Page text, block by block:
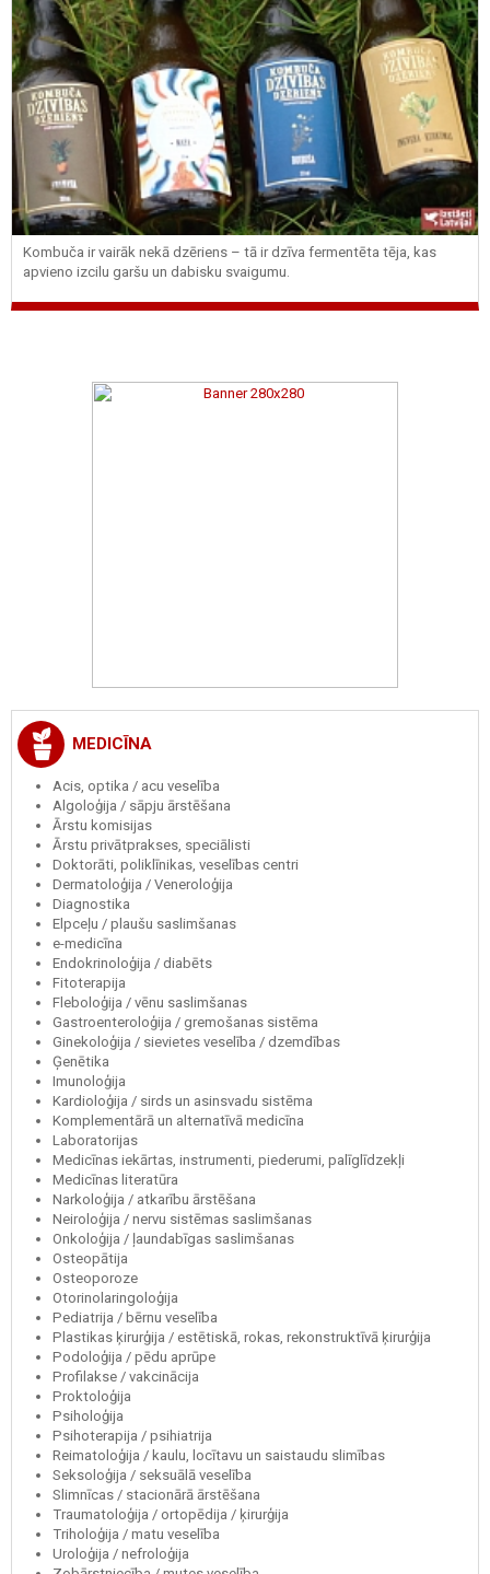
Kombuča ir vairāk nekā dzēriens – tā ir dzīva fermentēta tēja, kas
apvieno izcilu garšu un dabisku svaigumu.
MEDICĪNA
Acis, optika / acu veselība
Algoloģija / sāpju ārstēšana
Ārstu komisijas
Ārstu privātprakses, speciālisti
Doktorāti, poliklīnikas, veselības centri
Dermatoloģija / Veneroloģija
Diagnostika
Elpceļu / plaušu saslimšanas
e-medicīna
Endokrinoloģija / diabēts
Fitoterapija
Fleboloģija / vēnu saslimšanas
Gastroenteroloģija / gremošanas sistēma
Ginekoloģija / sievietes veselība / dzemdības
Ģenētika
Imunoloģija
Kardioloģija / sirds un asinsvadu sistēma
Komplementārā un alternatīvā medicīna
Laboratorijas
Medicīnas iekārtas, instrumenti, piederumi, palīglīdzekļi
Medicīnas literatūra
Narkoloģija / atkarību ārstēšana
Neiroloģija / nervu sistēmas saslimšanas
Onkoloģija / ļaundabīgas saslimšanas
Osteopātija
Osteoporoze
Otorinolaringoloģija
Pediatrija / bērnu veselība
Plastikas ķirurģija / estētiskā, rokas, rekonstruktīvā ķirurģija
Podoloģija / pēdu aprūpe
Profilakse / vakcinācija
Proktoloģija
Psiholoģija
Psihoterapija / psihiatrija
Reimatoloģija / kaulu, locītavu un saistaudu slimības
Seksoloģija / seksuālā veselība
Slimnīcas / stacionārā ārstēšana
Traumatoloģija / ortopēdija / ķirurģija
Triholoģija / matu veselība
Uroloģija / nefroloģija